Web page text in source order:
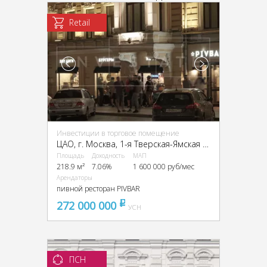
Retail
Инвестиции в торговое помещение
ЦАО, г. Москва, 1-я Тверская-Ямская ул., 2 стр. 1
Площадь
218.9 м²
Доходность
7.06%
МАП
1 600 000 руб/мес
Арендаторы
пивной ресторан PIVBAR
272 000 000 pуб
УСН
ПСН